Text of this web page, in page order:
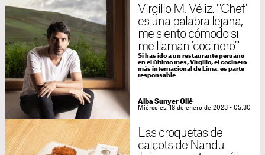
Virgilio M. Véliz: "'Chef'
es una palabra lejana,
me siento cómodo si
me llaman 'cocinero'"
Si has ido a un restaurante peruano
en el último mes, Virgilio, el cocinero
más internacional de Lima, es parte
responsable
Alba Sunyer Ollé
Miércoles, 18 de enero de 2023 - 05:30
Las croquetas de
calçots de Nandu